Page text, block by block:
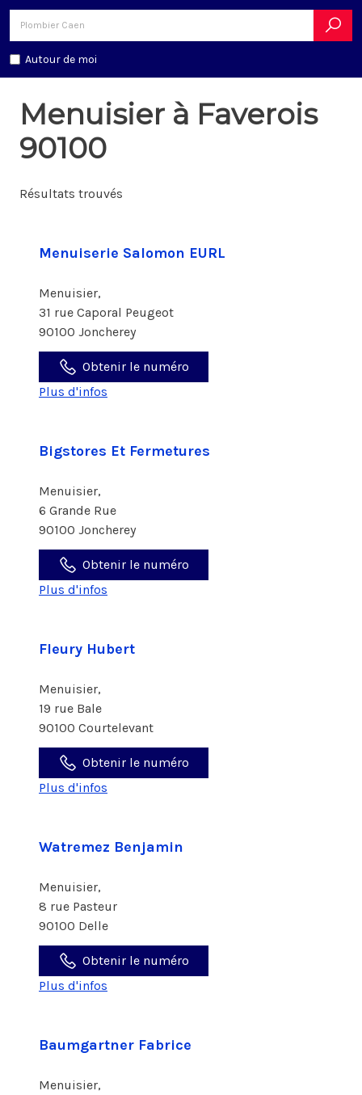
Autour de moi
Menuisier à Faverois
90100
Résultats trouvés
Menuiserie Salomon EURL
Menuisier,
31 rue Caporal Peugeot
90100 Joncherey
Obtenir le numéro
Plus d'infos
Bigstores Et Fermetures
Menuisier,
6 Grande Rue
90100 Joncherey
Obtenir le numéro
Plus d'infos
Fleury Hubert
Menuisier,
19 rue Bale
90100 Courtelevant
Obtenir le numéro
Plus d'infos
Watremez Benjamin
Menuisier,
8 rue Pasteur
90100 Delle
Obtenir le numéro
Plus d'infos
Baumgartner Fabrice
Menuisier,